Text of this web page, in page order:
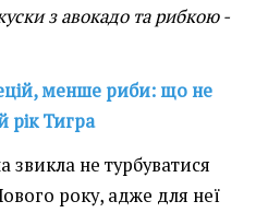
з авокадо та рибкою -
менше риби: що не
рік Тигра
звикла не турбуватися
року, адже для неї